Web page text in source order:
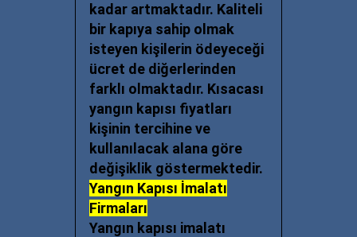
kadar artmaktadır. Kaliteli
bir kapıya sahip olmak
isteyen kişilerin ödeyeceği
ücret de diğerlerinden
farklı olmaktadır. Kısacası
yangın kapısı fiyatları
kişinin tercihine ve
kullanılacak alana göre
değişiklik göstermektedir.
Yangın Kapısı İmalatı
Firmaları
Yangın kapısı imalatı